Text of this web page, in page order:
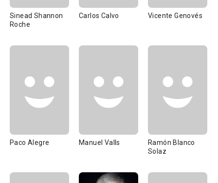
Sinead Shannon
Roche
Carlos Calvo Vicente Genovés
Paco Alegre Manuel Valls
Ramón Blanco
Solaz